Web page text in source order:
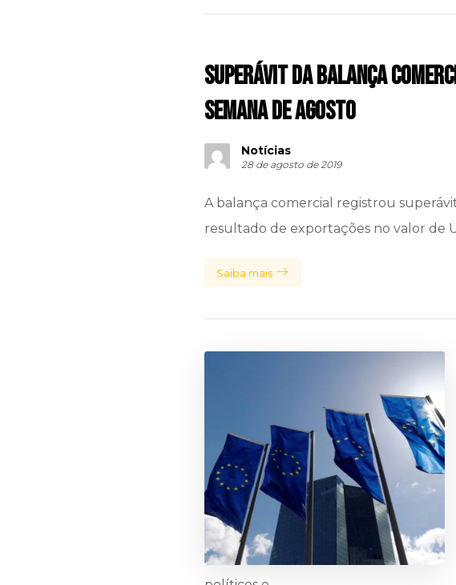
Superávit da balança
semana de agosto
Notícias
28 de agosto de 2019
A balança comercial registrou
resultado de exportações no valor de
Saiba mais